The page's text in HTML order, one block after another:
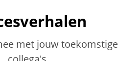
met jouw toekomstige